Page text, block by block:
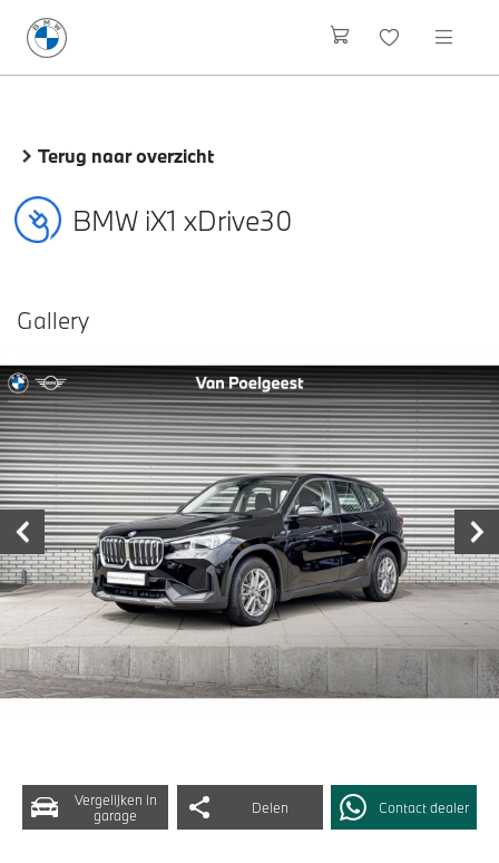
Terug naar overzicht
BMW iX1 xDrive30
Vergelijken in
garage
Delen Contact dealer
Gallery